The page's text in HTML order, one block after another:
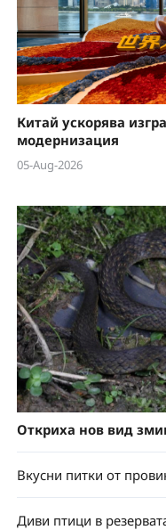
Китай ускорява
модернизация
05-Aug-2026
Откриха нов вид
Вкусни питки от
Диви птици в